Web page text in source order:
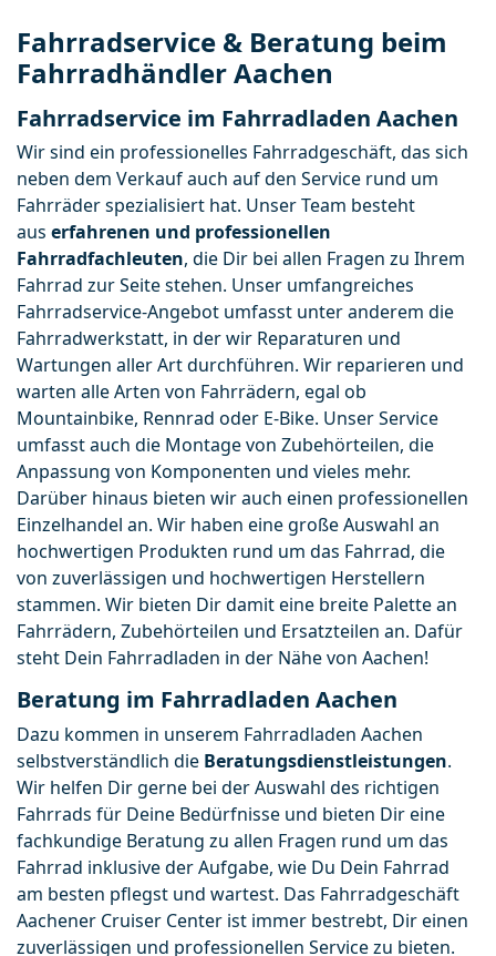
Fahrradservice & Beratung beim
Fahrradhändler Aachen
Fahrradservice im Fahrradladen Aachen
Wir sind ein professionelles Fahrradgeschäft, das sich
neben dem Verkauf auch auf den Service rund um
Fahrräder spezialisiert hat. Unser Team besteht
aus erfahrenen und professionellen
Fahrradfachleuten, die Dir bei allen Fragen zu Ihrem
Fahrrad zur Seite stehen. Unser umfangreiches
Fahrradservice-Angebot umfasst unter anderem die
Fahrradwerkstatt, in der wir Reparaturen und
Wartungen aller Art durchführen. Wir reparieren und
warten alle Arten von Fahrrädern, egal ob
Mountainbike, Rennrad oder E-Bike. Unser Service
umfasst auch die Montage von Zubehörteilen, die
Anpassung von Komponenten und vieles mehr.
Darüber hinaus bieten wir auch einen professionellen
Einzelhandel an. Wir haben eine große Auswahl an
hochwertigen Produkten rund um das Fahrrad, die
von zuverlässigen und hochwertigen Herstellern
stammen. Wir bieten Dir damit eine breite Palette an
Fahrrädern, Zubehörteilen und Ersatzteilen an. Dafür
steht Dein Fahrradladen in der Nähe von Aachen!
Beratung im Fahrradladen Aachen
Dazu kommen in unserem Fahrradladen Aachen
selbstverständlich die Beratungsdienstleistungen.
Wir helfen Dir gerne bei der Auswahl des richtigen
Fahrrads für Deine Bedürfnisse und bieten Dir eine
fachkundige Beratung zu allen Fragen rund um das
Fahrrad inklusive der Aufgabe, wie Du Dein Fahrrad
am besten pflegst und wartest. Das Fahrradgeschäft
Aachener Cruiser Center ist immer bestrebt, Dir einen
zuverlässigen und professionellen Service zu bieten.